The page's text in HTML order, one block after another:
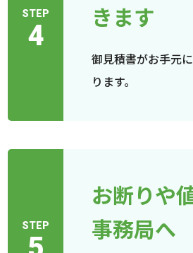
STEP
4
きます
御見積書がお手元
ります。
STEP
お断りや
事務局へ